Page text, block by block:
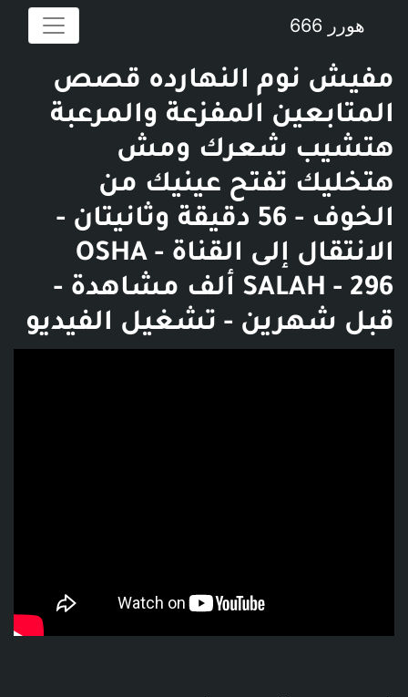
هورر 666
مفيش نوم النهارده قصص
المتابعين المفزعة والمرعبة
هتشيب شعرك ومش
هتخليك تفتح عينيك من
الخوف - 56 دقيقة وثانيتان -
الانتقال إلى القناة - OSHA
SALAH - 296 ألف مشاهدة -
قبل شهرين - تشغيل الفيديو